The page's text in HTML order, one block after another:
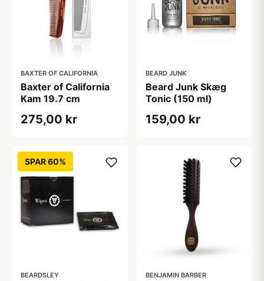
BAXTER OF CALIFORNIA
Baxter of California
Kam 19.7 cm
275,00 kr
BEARD JUNK
Beard Junk Skæg
Tonic (150 ml)
159,00 kr
SPAR 60%
BEARDSLEY BENJAMIN BARBER